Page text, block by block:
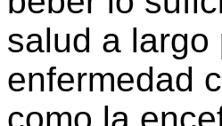
salud a largo
enfermedad